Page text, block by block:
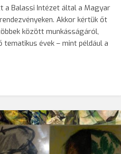
a Balassi Intézet által a Magyar
Akkor kértük őt
között munkásságáról,
évek – mint például a